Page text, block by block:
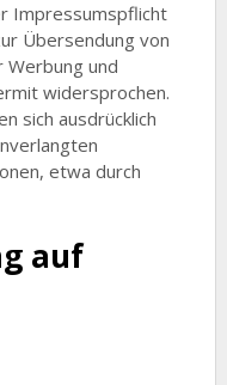
Impressumspflicht
Übersendung von
Werbung und
widersprochen.
sich ausdrücklich
etwa durch
auf